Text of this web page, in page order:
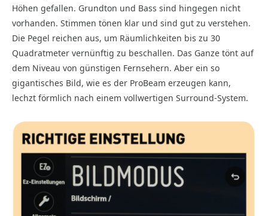
Höhen gefallen. Grundton und Bass sind hingegen nicht
vorhanden. Stimmen tönen klar und sind gut zu verstehen.
Die Pegel reichen aus, um Räumlichkeiten bis zu 30
Quadratmeter vernünftig zu beschallen. Das Ganze tönt auf
dem Niveau von günstigen Fernsehern. Aber ein so
gigantisches Bild, wie es der ProBeam erzeugen kann,
lechzt förmlich nach einem vollwertigen Surround-System.